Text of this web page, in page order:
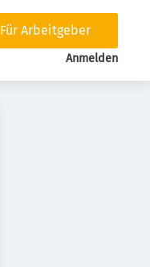
Für Arbeitgeber
Anmelden